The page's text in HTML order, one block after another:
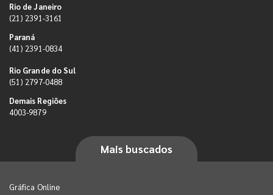
Rio de Janeiro
(21) 2391-3161
Paraná
(41) 2391-0834
Rio Grande do Sul
(51) 2797-0488
Demais Regiões
4003-9879
Mais buscados
Gráfica Online